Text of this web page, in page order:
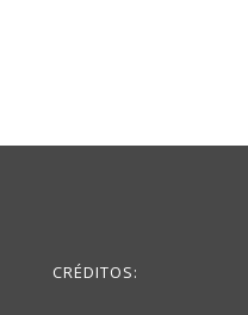
CRÉDITOS: